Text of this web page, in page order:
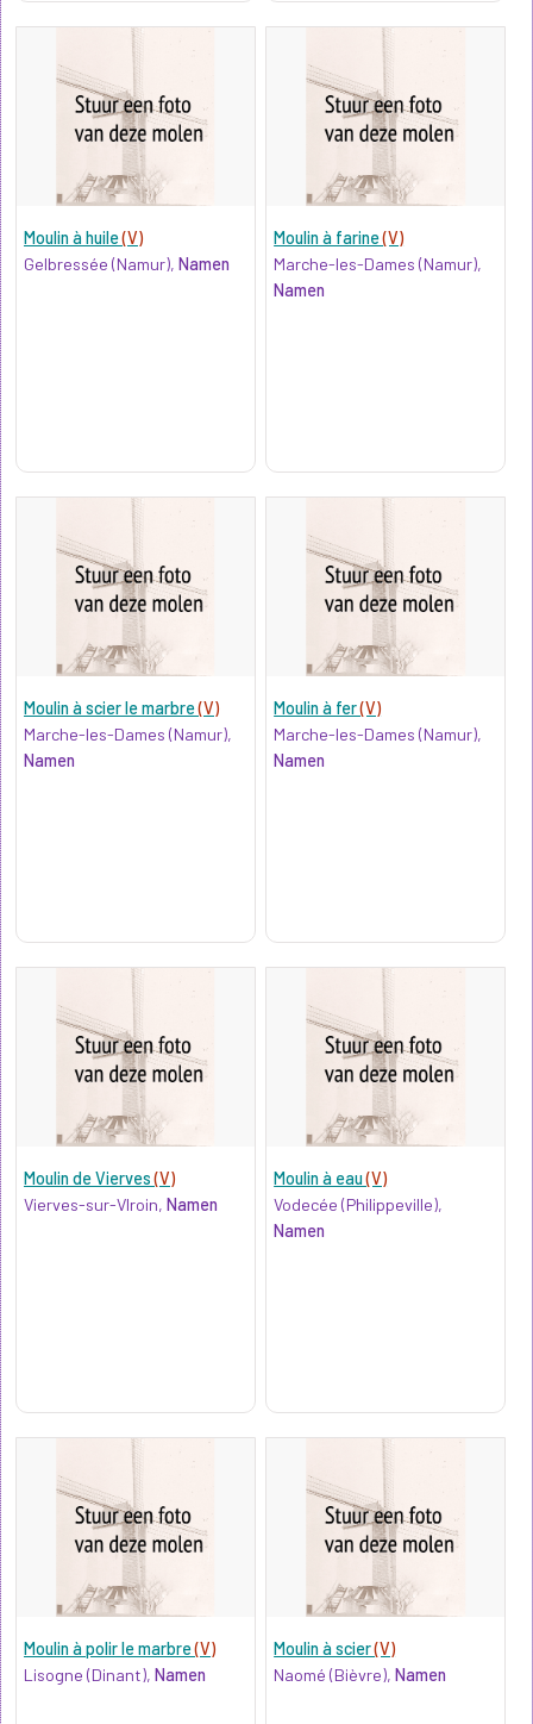
Moulin à huile(V)
Gelbressée (Namur), Namen
Moulin à farine(V)
Marche-les-Dames (Namur),
Namen
Moulin à scier le marbre(V)
Marche-les-Dames (Namur),
Namen
Moulin à fer(V)
Marche-les-Dames (Namur),
Namen
Moulin de Vierves(V)
Vierves-sur-VIroin, Namen
Moulin à eau(V)
Vodecée (Philippeville),
Namen
Moulin à polir le marbre(V)
Lisogne (Dinant), Namen
Moulin à scier(V)
Naomé (Bièvre),Namen